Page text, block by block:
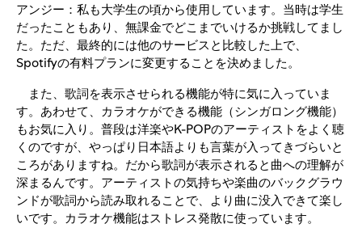
アンジー：私も大学生の頃から使用しています。当時は学生
だったこともあり、無課金でどこまでいけるか挑戦してまし
た。ただ、最終的には他のサービスと比較した上で、
Spotifyの有料プランに変更することを決めました。
また、歌詞を表示させられる機能が特に気に入っていま
す。あわせて、カラオケができる機能（シンガロング機能）
もお気に入り。普段は洋楽やK-POPのアーティストをよく聴
くのですが、やっぱり日本語よりも言葉が入ってきづらいと
ころがありますね。だから歌詞が表示されると曲への理解が
深まるんです。アーティストの気持ちや楽曲のバックグラウ
ンドが歌詞から読み取れることで、より曲に没入できて楽し
いです。カラオケ機能はストレス発散に使っています。